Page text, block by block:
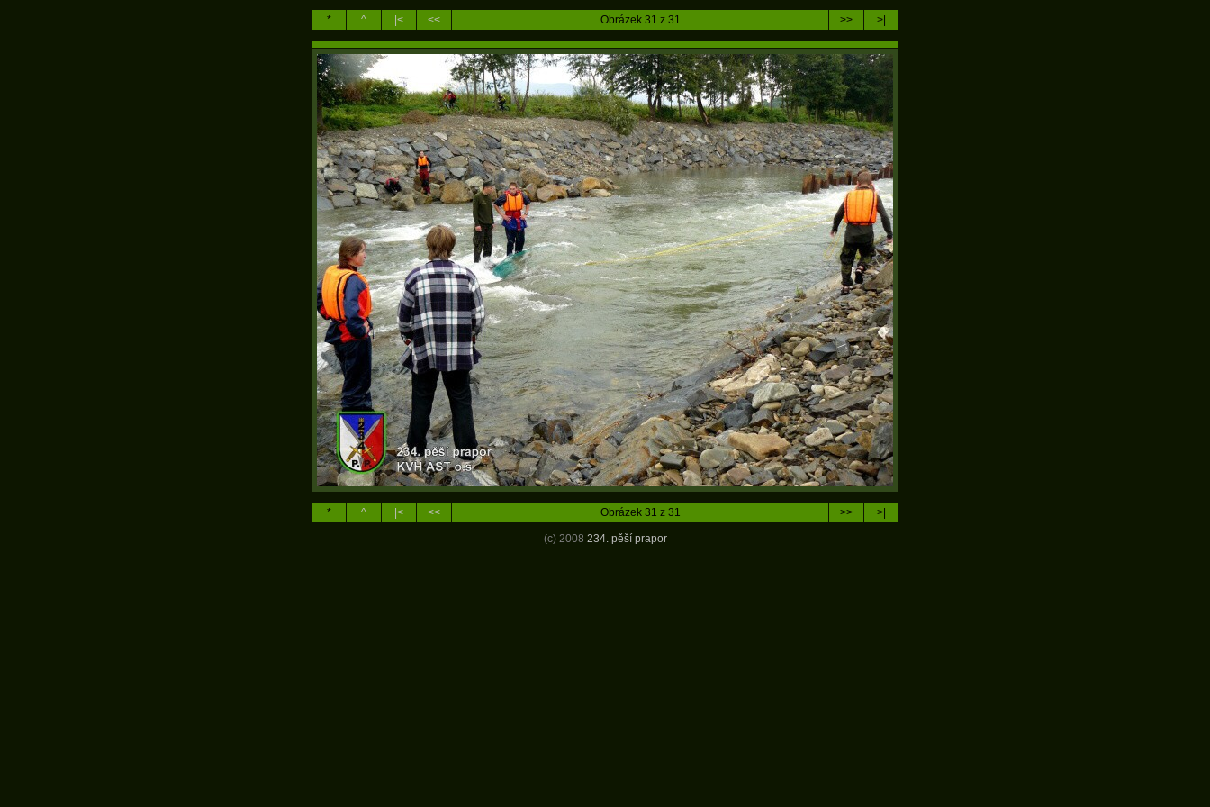
* ^ |< << Obrázek 31 z 31 >> >|
* ^ |< << Obrázek 31 z 31 >> >|
(c) 2008 234. pěší prapor